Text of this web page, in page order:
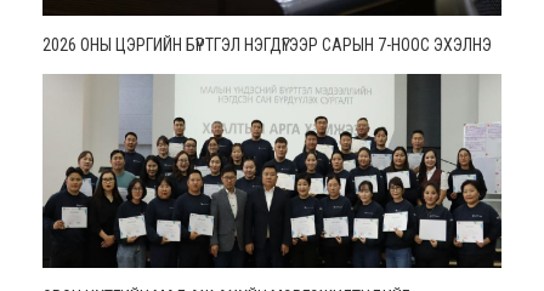
2026 ОНЫ ЦЭРГИЙН БҮРТГЭЛ НЭГДҮГЭЭР САРЫН 7-НООС ЭХЭЛНЭ